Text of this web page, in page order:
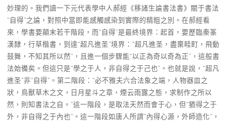
妙理的。我們讀一下元代表學中人郝經《移諸生論書法書》關于書法
“自得”之論，對照中當即能感觸感染到實際的精粗之別。在郝經看
來，學書要顛末若干階段，而“自得”是最終境界：起首，要歷臨秦篆
漢隸，行草楷書，到達“超凡進圣”境界：“超凡進圣，盡棄畦町，飛動
鼓舞，不知其所以然”，且進一個步驟能“以正為奇以奇為正”，這般書
法始備矣。但這只是“學之于人，非自得之于己也”。也就是說，“超凡
進圣”非“自得”。第二階段：“必不雅夫六合法象之端，人物器皿之
狀，鳥獸草木之文，日月星斗之章，煙云雨露之態，求制作之所以
然，則知書法之自。”這一階段，是取法天然而會于心，但“猶得之于
外，非自得之于內也”。這一階段如唐人所謂“內得心源，外師造化”，